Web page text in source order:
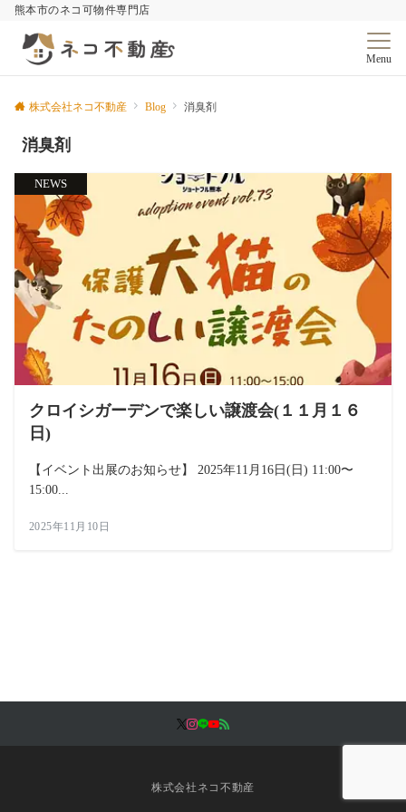
熊本市のネコ可物件専門店
Menu
株式会社ネコ不動産 Blog 消臭剤
消臭剤
NEWS
クロイシガーデンで楽しい譲渡会(１１月１６
日)
【イベント出展のお知らせ】 2025年11月16日(日) 11:00〜
15:00...
2025年11月10日
株式会社ネコ不動産